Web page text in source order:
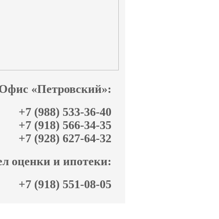
«Петровский»:
+7 (988) 533-36-40
+7 (918) 566-34-35
+7 (928) 627-64-32
оценки и ипотеки:
+7 (918) 551-08-05